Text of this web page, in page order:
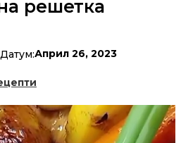
решетка
Датум:Април 26, 2023